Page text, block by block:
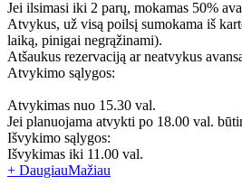
Jei ilsimasi iki 2 parų, mokamas 50%
Atvykus, už visą poilsį sumokama iš
laiką, pinigai negrąžinami).
Atšaukus rezervaciją ar neatvykus
Atvykimo sąlygos:
Atvykimas nuo 15.30 val.
Jei planuojama atvykti po 18.00 val.
Išvykimo sąlygos:
Išvykimas iki 11.00 val.
+ DaugiauMažiau